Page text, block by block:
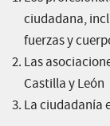
ciudadana,
fuerzas y
Las
Castilla y León
La ciudadanía